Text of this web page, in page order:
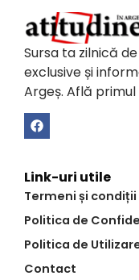
Sursa ta zilnică
exclusive și
Argeș. Află
Link-uri utile
Termeni și condiții
Politica de
Politica de
Contact